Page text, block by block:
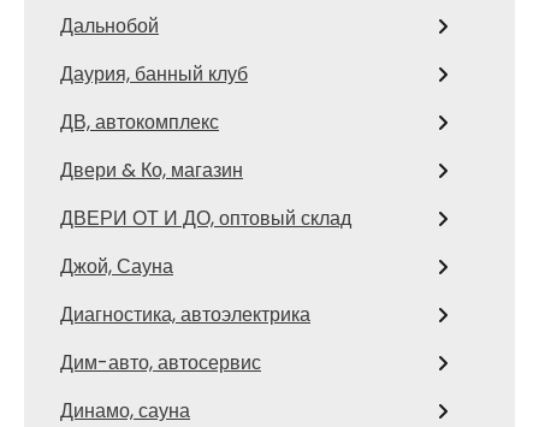
Дальнобой
Даурия, банный клуб
ДВ, автокомплекс
Двери & Ко, магазин
ДВЕРИ ОТ И ДО, оптовый склад
Джой, Сауна
Диагностика, автоэлектрика
Дим-авто, автосервис
Динамо, сауна